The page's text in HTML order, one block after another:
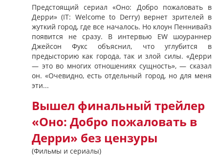
Предстоящий сериал «Оно: Добро пожаловать в
Дерри» (IT: Welcome to Derry) вернет зрителей в
жуткий город, где все началось. Но клоун Пеннивайз
появится не сразу. В интервью EW шоураннер
Джейсон Фукс объяснил, что углубится в
предысторию как города, так и злой силы. «Дерри
— это во многих отношениях сущность», — сказал
он. «Очевидно, есть отдельный город, но для меня
эти...
Вышел финальный трейлер
«Оно: Добро пожаловать в
Дерри» без цензуры
(Фильмы и сериалы)